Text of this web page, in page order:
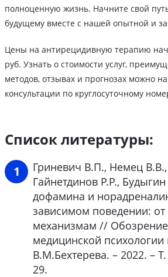
полноценную жизнь. Начните свой
будущему вместе с нашей опытной и
Цены на антирецидивную терапию
руб. Узнать о стоимости услуг,
методов, отзывах и прогнозах можно
консультации по круглосуточному
Список литературы:
Гриневич В.П., Немец
Гайнетдинов Р.Р.,
дофамина и
зависимом поведении:
механизмам //
медицинской
В.М.Бехтерева. – 2022. –
29.